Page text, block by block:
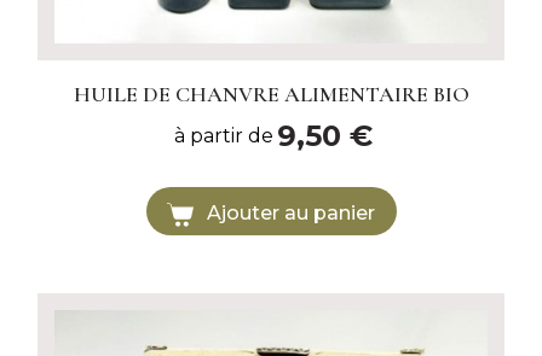
HUILE DE CHANVRE ALIMENTAIRE BIO
à partir de 9,50 €
Ajouter au panier